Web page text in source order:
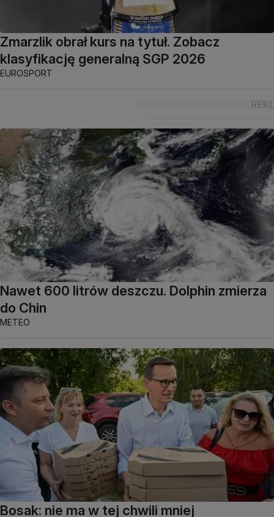
Zmarzlik obrał kurs na tytuł. Zobacz
klasyfikację generalną SGP 2026
EUROSPORT
Nawet 600 litrów deszczu. Dolphin zmierza
do Chin
METEO
Bosak: nie ma w tej chwili mniej